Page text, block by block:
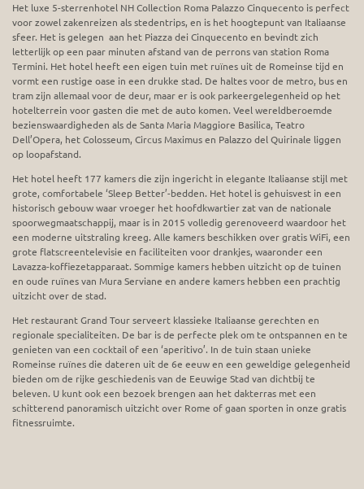
Het luxe 5-sterrenhotel NH Collection Roma Palazzo Cinquecento is perfect
voor zowel zakenreizen als stedentrips, en is het hoogtepunt van Italiaanse
sfeer. Het is gelegen aan het Piazza dei Cinquecento en bevindt zich
letterlijk op een paar minuten afstand van de perrons van station Roma
Termini. Het hotel heeft een eigen tuin met ruïnes uit de Romeinse tijd en
vormt een rustige oase in een drukke stad. De haltes voor de metro, bus en
tram zijn allemaal voor de deur, maar er is ook parkeergelegenheid op het
hotelterrein voor gasten die met de auto komen. Veel wereldberoemde
bezienswaardigheden als de Santa Maria Maggiore Basilica, Teatro
Dell’Opera, het Colosseum, Circus Maximus en Palazzo del Quirinale liggen
op loopafstand.
Het hotel heeft 177 kamers die zijn ingericht in elegante Italiaanse stijl met
grote, comfortabele ‘Sleep Better’-bedden. Het hotel is gehuisvest in een
historisch gebouw waar vroeger het hoofdkwartier zat van de nationale
spoorwegmaatschappij, maar is in 2015 volledig gerenoveerd waardoor het
een moderne uitstraling kreeg. Alle kamers beschikken over gratis WiFi, een
grote flatscreentelevisie en faciliteiten voor drankjes, waaronder een
Lavazza-koffiezetapparaat. Sommige kamers hebben uitzicht op de tuinen
en oude ruïnes van Mura Serviane en andere kamers hebben een prachtig
uitzicht over de stad.
Het restaurant Grand Tour serveert klassieke Italiaanse gerechten en
regionale specialiteiten. De bar is de perfecte plek om te ontspannen en te
genieten van een cocktail of een ‘aperitivo’. In de tuin staan unieke
Romeinse ruïnes die dateren uit de 6e eeuw en een geweldige gelegenheid
bieden om de rijke geschiedenis van de Eeuwige Stad van dichtbij te
beleven. U kunt ook een bezoek brengen aan het dakterras met een
schitterend panoramisch uitzicht over Rome of gaan sporten in onze gratis
fitnessruimte.